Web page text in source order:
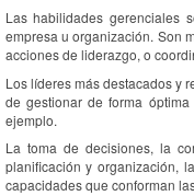
Las habilidades gerenciales
empresa u organización. Son
acciones de liderazgo, o
Los líderes más destacados y
de gestionar de forma
ejemplo.
La toma de decisiones, la
planificación y organización,
capacidades que conforman